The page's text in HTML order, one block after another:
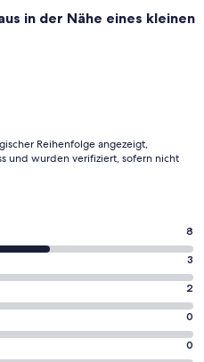
in der Nähe eines kleinen
Reihenfolge angezeigt,
und wurden verifiziert, sofern nicht
8
3
2
0
0